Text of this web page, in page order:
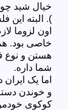
خیال شید
). البته این
اون لزوما
خاصی بود.
هستن و نوع
شما داره.
اما یک
و خوندن
کوکوی